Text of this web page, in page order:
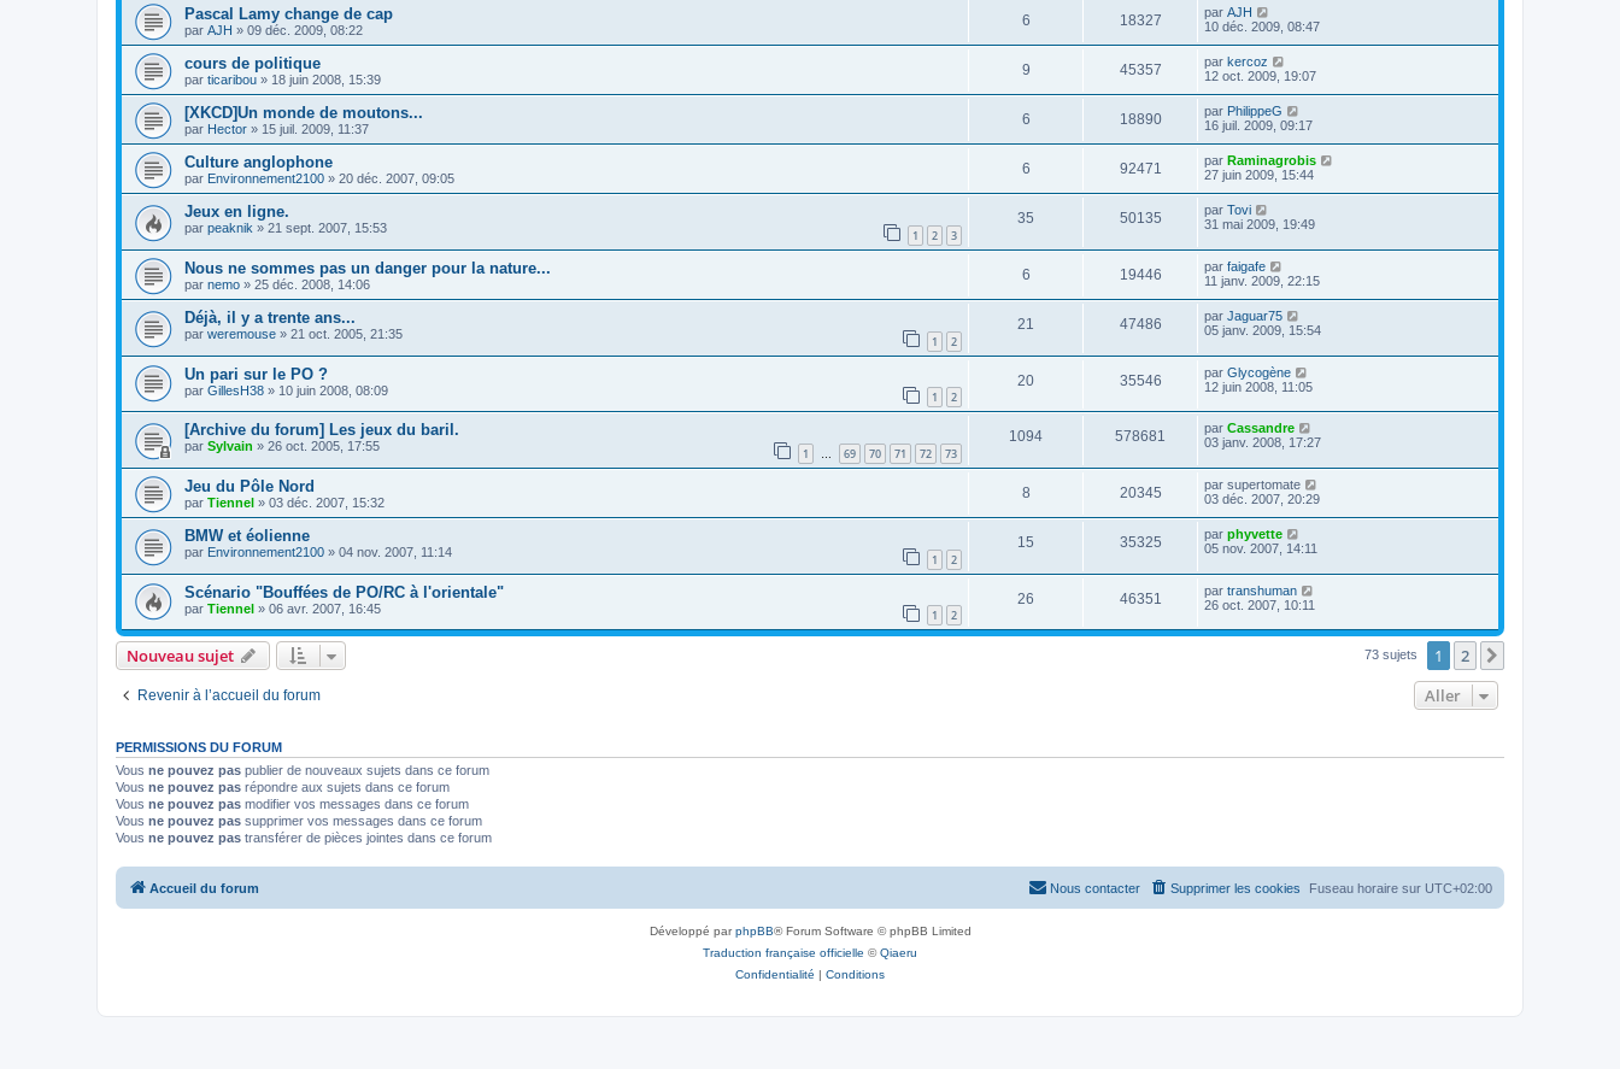
Pascal Lamy change de cap
par AJH » 09 déc. 2009, 08:22
6 18327 par AJH
10 déc. 2009, 08:47
cours de politique
par ticaribou » 18 juin 2008, 15:39
9 45357 par kercoz
12 oct. 2009, 19:07
[XKCD]Un monde de moutons...
par Hector » 15 juil. 2009, 11:37
6 18890 par PhilippeG
16 juil. 2009, 09:17
Culture anglophone
par Environnement2100 » 20 déc. 2007, 09:05
6 92471 par Raminagrobis
27 juin 2009, 15:44
Jeux en ligne.
par peaknik » 21 sept. 2007, 15:53 1 2 3
35 50135 par Tovi
31 mai 2009, 19:49
Nous ne sommes pas un danger pour la nature...
par nemo » 25 déc. 2008, 14:06
6 19446 par faigafe
11 janv. 2009, 22:15
Déjà, il y a trente ans...
par weremouse » 21 oct. 2005, 21:35 1 2
21 47486 par Jaguar75
05 janv. 2009, 15:54
Un pari sur le PO ?
par GillesH38 » 10 juin 2008, 08:09 1 2
20 35546 par Glycogène
12 juin 2008, 11:05
[Archive du forum] Les jeux du baril.
par Sylvain » 26 oct. 2005, 17:55 1 … 69 70 71 72 73
1094 578681 par Cassandre
03 janv. 2008, 17:27
Jeu du Pôle Nord
par Tiennel » 03 déc. 2007, 15:32
8 20345 par supertomate
03 déc. 2007, 20:29
BMW et éolienne
par Environnement2100 » 04 nov. 2007, 11:14 1 2
15 35325 par phyvette
05 nov. 2007, 14:11
Scénario "Bouffées de PO/RC à l'orientale"
par Tiennel » 06 avr. 2007, 16:45 1 2
26 46351 par transhuman
26 oct. 2007, 10:11
Nouveau sujet 73 sujets 1 2
Revenir à l’accueil du forum Aller
PERMISSIONS DU FORUM
Vous ne pouvez pas publier de nouveaux sujets dans ce forum
Vous ne pouvez pas répondre aux sujets dans ce forum
Vous ne pouvez pas modifier vos messages dans ce forum
Vous ne pouvez pas supprimer vos messages dans ce forum
Vous ne pouvez pas transférer de pièces jointes dans ce forum
Accueil du forum Fuseau horaire sur UTC+02:00
Supprimer les cookies
Nous contacter
Développé parphpBB® Forum Software © phpBB Limited
Traduction française officielle ©Qiaeru
Confidentialité | Conditions